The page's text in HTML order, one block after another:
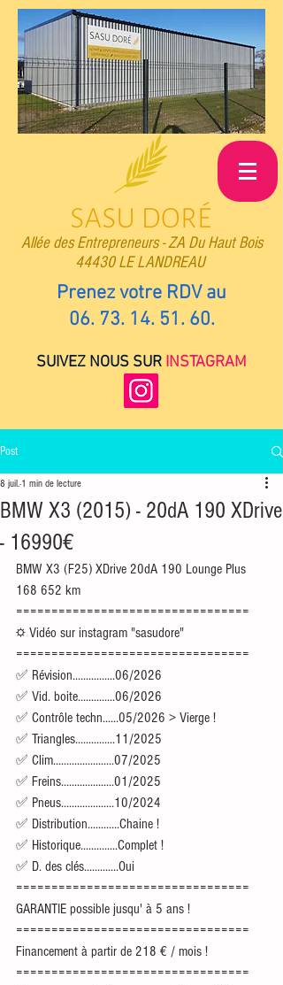
Allée des Entrepreneurs -ZA Du Haut Bois
44430 LE LANDREAU
Prenez votre RDV au
06. 73. 14. 51. 60.
SUIVEZ NOUS SUR INSTAGRAM
Post
BMW X3 (2015) - 20dA 190 XDrive
- 16990€
8 juil. 1 min de lecture
BMW X3 (F25) XDrive 20dA 190 Lounge Plus
168 652 km
=================================
☼ Vidéo sur instagram "sasudore"
=================================
✅ Révision................06/2026
✅ Vid. boite..............06/2026
✅ Contrôle techn......05/2026 > Vierge !
✅ Triangles...............11/2025
✅ Clim.......................07/2025
✅ Freins....................01/2025
✅ Pneus....................10/2024
✅ Distribution............Chaine !
✅ Historique..............Complet !
✅ D. des clés.............Oui
=================================
GARANTIE possible jusqu' à 5 ans !
=================================
Financement à partir de 218 € / mois !
=================================